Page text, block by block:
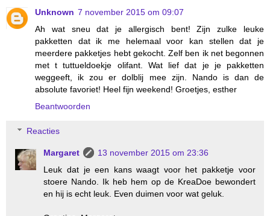
Unknown 7 november 2015 om 09:07
Ah wat sneu dat je allergisch bent! Zijn zulke leuke
pakketten dat ik me helemaal voor kan stellen dat je
meerdere pakketjes hebt gekocht. Zelf ben ik net begonnen
met t tuttueldoekje olifant. Wat lief dat je je pakketten
weggeeft, ik zou er dolblij mee zijn. Nando is dan de
absolute favoriet! Heel fijn weekend! Groetjes, esther
Beantwoorden
Reacties
Margaret
13 november 2015 om 23:36
Leuk dat je een kans waagt voor het pakketje voor
stoere Nando. Ik heb hem op de KreaDoe bewondert
en hij is echt leuk. Even duimen voor wat geluk.